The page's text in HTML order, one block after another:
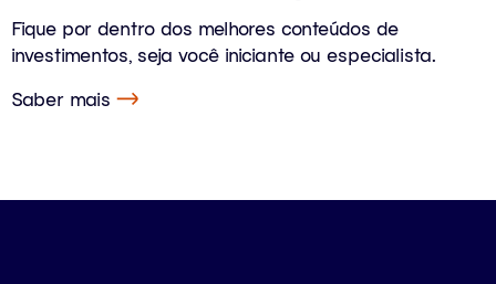
Fique por dentro dos melhores conteúdos de
investimentos, seja você iniciante ou especialista.
Saber mais